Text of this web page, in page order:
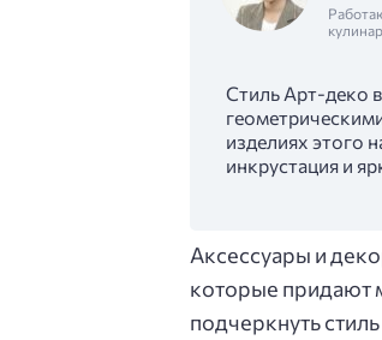
Стиль Арт-деко
изделиях этого
инкрустация и
Аксессуары и
которые придают
подчеркнуть